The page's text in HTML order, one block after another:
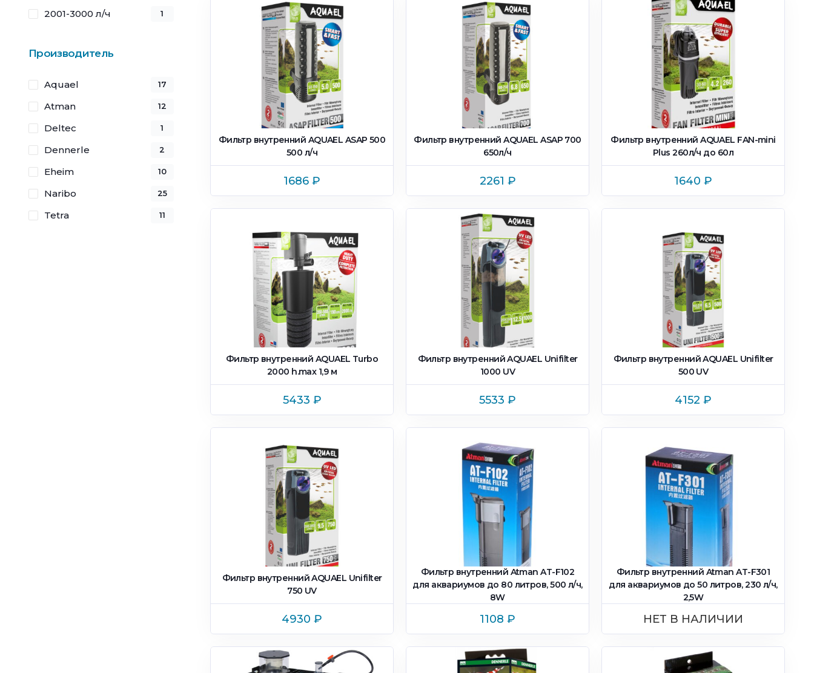
Фильтр внутренний AQUAEL ASAP 500
500 л/ч
1686 ₽
Фильтр внутренний AQUAEL ASAP 700
650л/ч
2261 ₽
Фильтр внутренний AQUAEL FAN-mini
Plus 260л/ч до 60л
1640 ₽
Фильтр внутренний AQUAEL Turbo
2000 h.max 1,9 м
5433 ₽
Фильтр внутренний AQUAEL Unifilter
1000 UV
5533 ₽
Фильтр внутренний AQUAEL Unifilter
500 UV
4152 ₽
Фильтр внутренний AQUAEL Unifilter
750 UV
4930 ₽
Фильтр внутренний Atman AT-F102
для аквариумов до 80 литров, 500 л/ч,
8W
1108 ₽
Фильтр внутренний Atman AT-F301
для аквариумов до 50 литров, 230 л/ч,
2,5W
НЕТ В НАЛИЧИИ
2001-3000 л/ч 1
Производитель
Aquael 17
Atman 12
Deltec 1
Dennerle 2
Eheim 10
Naribo 25
Tetra 11